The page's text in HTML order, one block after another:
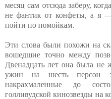
месяц сам отсюда заберу,
не фантик от конфеты, а я
пойти по помойкам.
Эти слова были похожи на
вошедшие точно между
Двенадцать лет она была не
ужин на шесть персон
накрахмаленные до
голливудской кинозвезды на